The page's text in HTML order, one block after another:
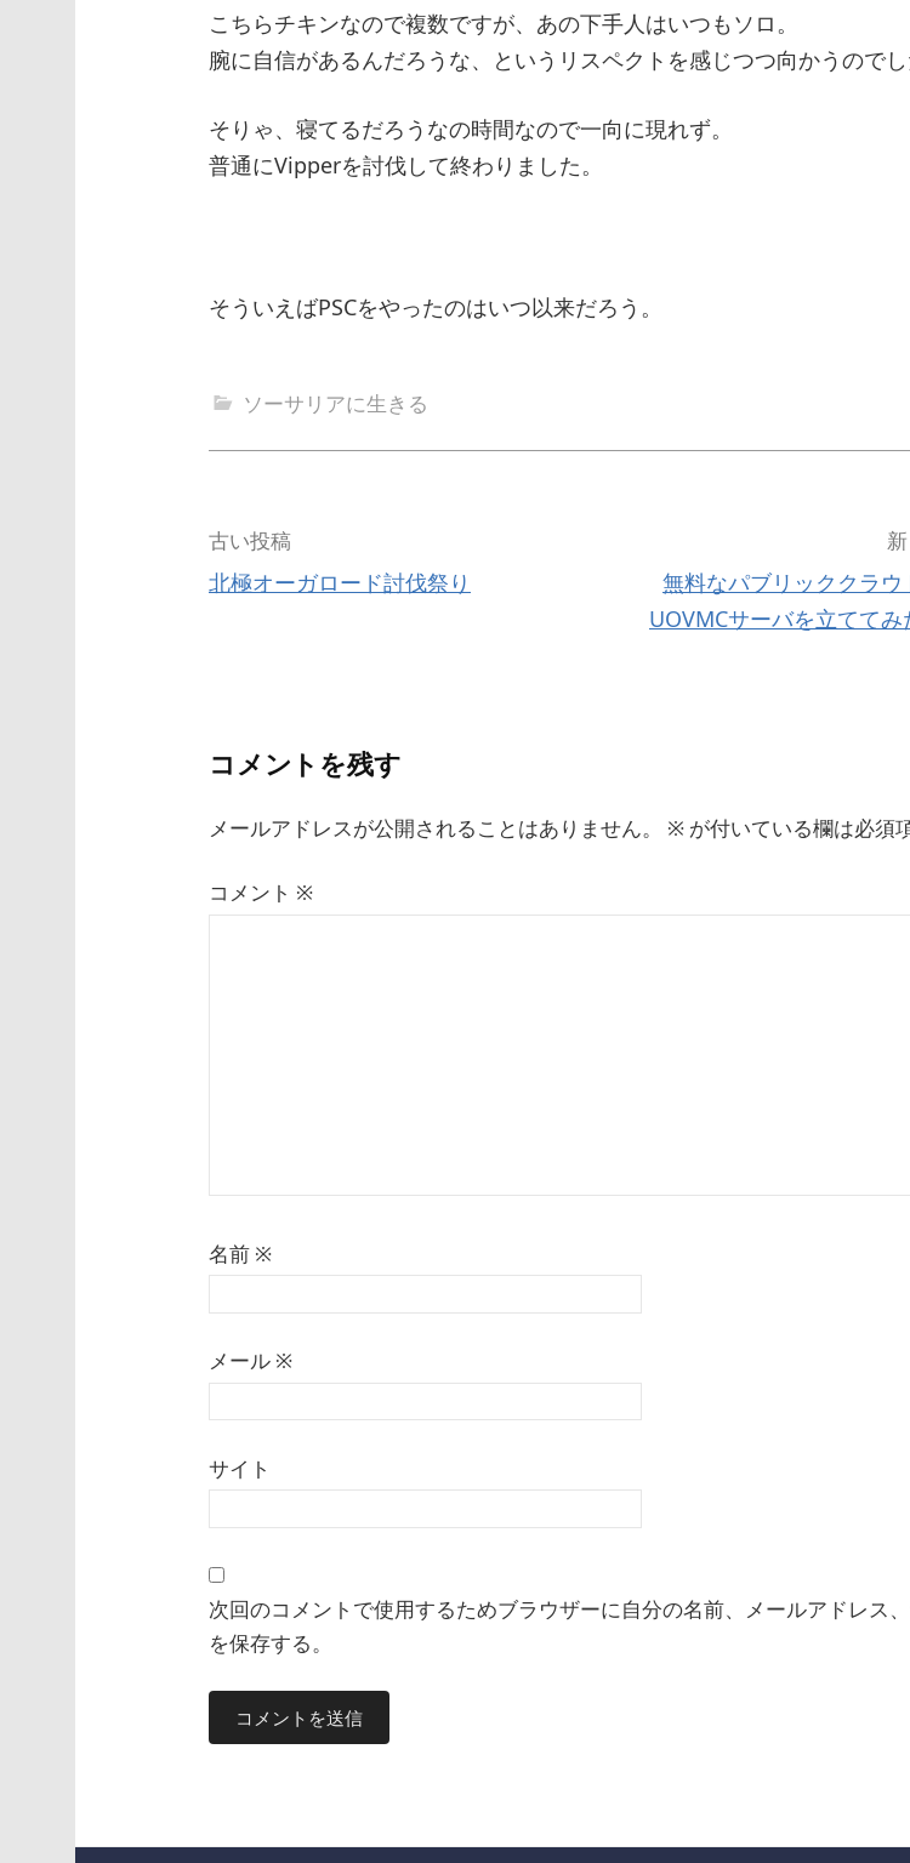
こちらチキンなので複数ですが、あの下手人はいつもソロ。
腕に自信があるんだろうな、というリスペクトを感じつつ向かうのでし
そりゃ、寝てるだろうなの時間なので一向に現れず。
普通にVipperを討伐して終わりました。
そういえばPSCをやったのはいつ以来だろう。
ソーサリアに生きる
投
稿
ゲ
ー
シ
ョ
古い投稿
北極オーガロード討伐祭り
無料なパブリッククラウ
UOVMCサーバを立てて
コメントを残す
メールアドレスが公開されることはありません。 ※ が付いている欄は必須
コメント ※
名前 ※
メール ※
サイト
次回のコメントで使用するためブラウザーに自分の名前、メールアドレス
を保存する。